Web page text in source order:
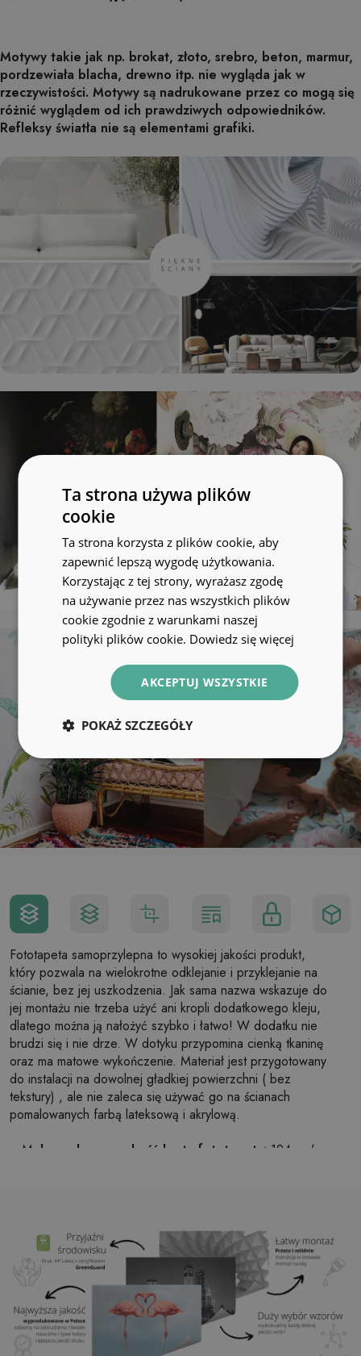
Motywy takie jak np. brokat, złoto, srebro, beton, marmur,
pordzewiała blacha, drewno itp. nie wygląda jak w
rzeczywistości. Motywy są nadrukowane przez co mogą się
różnić wyglądem od ich prawdziwych odpowiedników.
Refleksy światła nie są elementami grafiki.
Fototapeta samoprzylepna to wysokiej jakości produkt,
który pozwala na wielokrotne odklejanie i przyklejanie na
ścianie, bez jej uszkodzenia. Jak sama nazwa wskazuje do
jej montażu nie trzeba użyć ani kropli dodatkowego kleju,
dlatego można ją nałożyć szybko i łatwo! W dodatku nie
brudzi się i nie drze. W dotyku przypomina cienką tkaninę
oraz ma matowe wykończenie. Materiał jest przygotowany
do instalacji na dowolnej gładkiej powierzchni ( bez
tekstury) , ale nie zaleca się używać go na ścianach
pomalowanych farbą lateksową i akrylową.
Maksymalna szerokość brytu fototapety: 124cm (w
Klej:Niepotrzebny
Zastosowanie:
Salon, sypialnia, pomieszczenia
biurowe, przedpokój i wiele innych
Ta strona używa plików
cookie
Ta strona korzysta z plików cookie, aby
zapewnić lepszą wygodę użytkowania.
Korzystając z tej strony, wyrażasz zgodę
na używanie przez nas wszystkich plików
cookie zgodnie z warunkami naszej
polityki plików cookie. Dowiedz się więcej
AKCEPTUJ WSZYSTKIE
POKAŻ SZCZEGÓŁY